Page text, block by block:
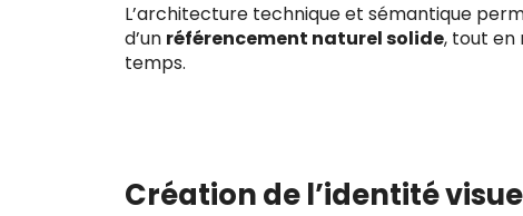
L’architecture technique et sémantique
d’un référencement naturel solide, tout en
temps.
Création de l’identité